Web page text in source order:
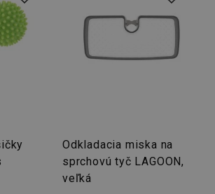
Odkladacia miska na
sprchovú tyč LAGOON,
veľká